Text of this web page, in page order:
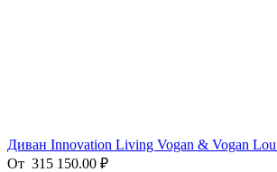
Диван Innovation Living Vogan & Vogan
От 315 150.00 ₽